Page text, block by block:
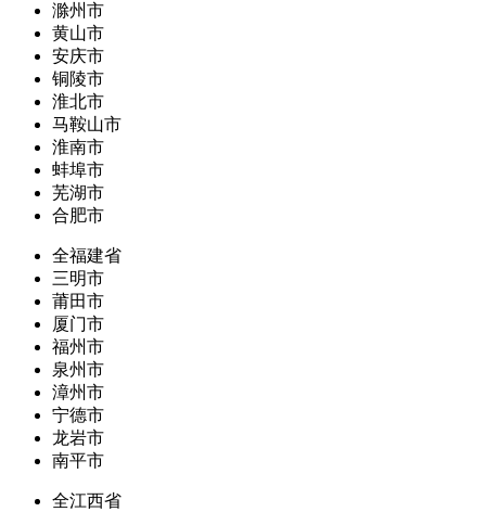
滁州市
黄山市
安庆市
铜陵市
淮北市
马鞍山市
淮南市
蚌埠市
芜湖市
合肥市
全福建省
三明市
莆田市
厦门市
福州市
泉州市
漳州市
宁德市
龙岩市
南平市
全江西省